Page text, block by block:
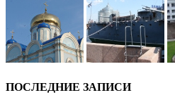
ПОСЛЕДНИЕ ЗАПИСИ